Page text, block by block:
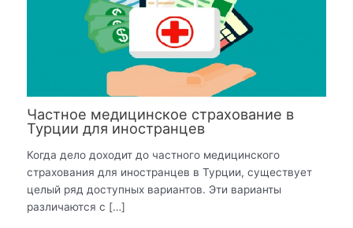
Частное медицинское страхование в
Турции для иностранцев
Когда дело доходит до частного медицинского
страхования для иностранцев в Турции, существует
целый ряд доступных вариантов. Эти варианты
различаются с […]